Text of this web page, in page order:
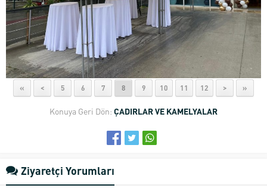
« < 5 6 7 8 9 10 11 12 > »
Konuya Geri Dön: ÇADIRLAR VE KAMELYALAR
Ziyaretçi Yorumları